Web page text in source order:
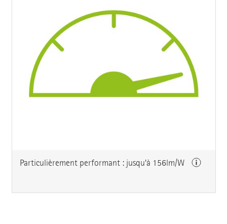
Particulièrement performant : jusqu’à 156lm/W